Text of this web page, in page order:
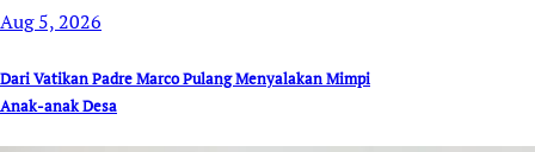
Aug 5, 2026
Dari Vatikan Padre Marco Pulang Menyalakan Mimpi
Anak-anak Desa